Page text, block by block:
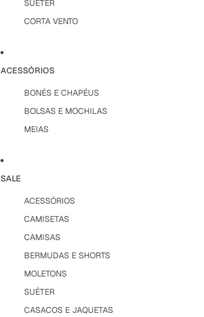
SUÉTER
CORTA VENTO
ACESSÓRIOS
BONÉS E CHAPÉUS
BOLSAS E MOCHILAS
MEIAS
SALE
ACESSÓRIOS
CAMISETAS
CAMISAS
BERMUDAS E SHORTS
MOLETONS
SUÉTER
CASACOS E JAQUETAS